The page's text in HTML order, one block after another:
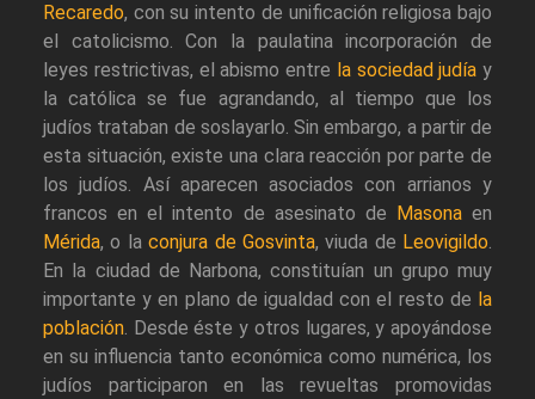
Recaredo, con su intento de unificación religiosa bajo
el catolicismo. Con la paulatina incorporación de
leyes restrictivas, el abismo entre la sociedad judía y
la católica se fue agrandando, al tiempo que los
judíos trataban de soslayarlo. Sin embargo, a partir de
esta situación, existe una clara reacción por parte de
los judíos. Así aparecen asociados con arrianos y
francos en el intento de asesinato de
Masonaen
Mérida, o laconjura de Gosvinta, viuda de Leovigildo.
En la ciudad de Narbona, constituían un grupo muy
importante y en plano de igualdad con el resto de la
población. Desde éste y otros lugares, y apoyándose
en su influencia tanto económica como numérica, los
judíos participaron en las revueltas promovidas